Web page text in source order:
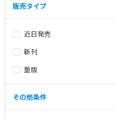
販売タイプ
近日発売
新刊
重版
その他条件